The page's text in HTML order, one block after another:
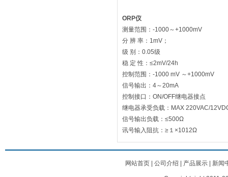
ORP仪
测量范围：-1000～+1000mV
分 辨 率：1mV；
级 别：0.05级
稳 定 性：≤2mV/24h
控制范围：-1000 mV ～+1000mV
信号输出：4～20mA
控制接口：ON/OFF继电器接点
继电器承受负载：MAX 220VAC/
信号输出负载：≤500Ω
讯号输入阻抗：≥１×1012Ω
网站首页| 公司介绍 产品展示| 新闻